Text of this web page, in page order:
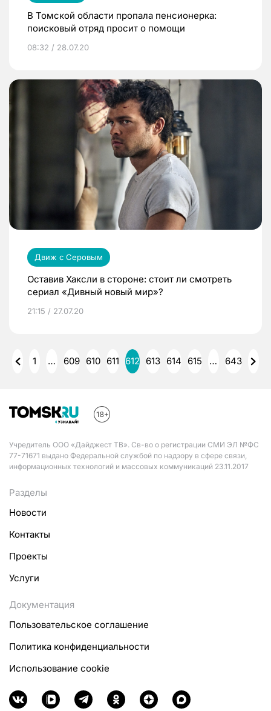
В Томской области пропала пенсионерка:
поисковый отряд просит о помощи
08:32 / 28.07.20
Движ с Серовым
Оставив Хаксли в стороне: стоит ли смотреть
сериал «Дивный новый мир»?
21:15 / 27.07.20
1 … 609 610 611 612 613 614 615 … 643
Учредитель ООО «Дайджест ТВ». Св-во о регистрации СМИ ЭЛ №ФС
77-71671 выдано Федеральной службой по надзору в сфере связи,
информационных технологий и массовых коммуникаций 23.11.2017
Разделы
Новости
Контакты
Проекты
Услуги
Документация
Пользовательское соглашение
Политика конфиденциальности
Использование cookie